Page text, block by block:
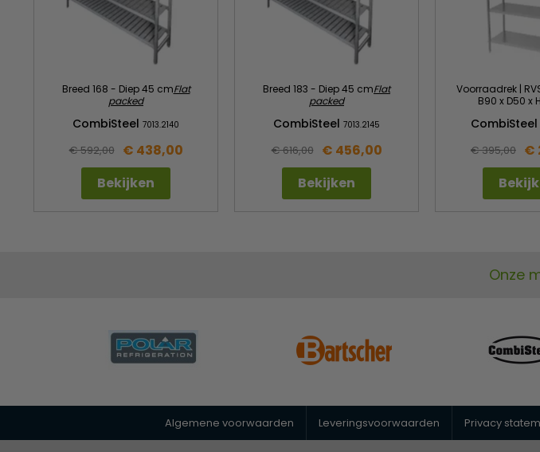
Breed 168 - Diep 45 cmFlat
packed
CombiSteel 7013.2140
€ 592,00
€ 438,00
Bekijken
Breed 183 - Diep 45 cmFlat
packed
CombiSteel 7013.2145
€ 616,00
€ 456,00
Bekijken
Voorraadrek |
B90 x D50 x
CombiSteel
€ 395,00 €
Onze
Algemene voorwaarden Leveringsvoorwaarden Privacy